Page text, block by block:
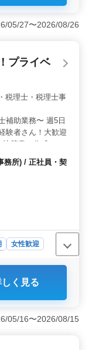
験5年以上のベ
な経験とスキル
を生かし、顧
幅広い業務を
＜駅近の職場
スの良さで、毎
活用にもつな
休2日制に加
ークライフバ
です。また、
度と少なめで、
す。
05/27〜2026/08/26
プライベ
補助業務〜 週5日
験者さん！大歓迎
算書の作成 ・ク
経理改善アドバ
成 ・年末調整 等
料駐車場完備)
間たっぷり作れ
しております！
務所) / 正社員・契
女性歓迎
ベート時間を確
駐車場完備で
を持って自分
。 ＜キャリア
しく見る
05/16〜2026/08/15